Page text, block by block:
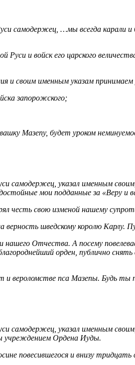
самодержец, …мы всегда карали
и войск его царского
и своим именным указам
запорожского;
Мазепу, будет уроком
самодержец, указал именным
мои подданные за «Веру и
честь свою изменой нашему
шведскому королю Карлу.
Отчества. А посему
орден, публично снять
и вероломстве пса Мазепы. Будь ты
самодержец, указал именным
учреждением Ордена Иуды.
повесившегося и внизу